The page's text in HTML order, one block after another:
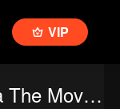
VIP
Takhta Segel Dewa The Movie : Dewa Tanpa Mahkota